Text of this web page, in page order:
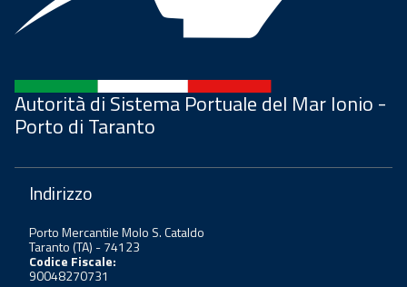
Autorità di Sistema Portuale del Mar Ionio -
Porto di Taranto
Indirizzo
Porto Mercantile Molo S. Cataldo
Taranto (TA) - 74123
Codice Fiscale:
90048270731